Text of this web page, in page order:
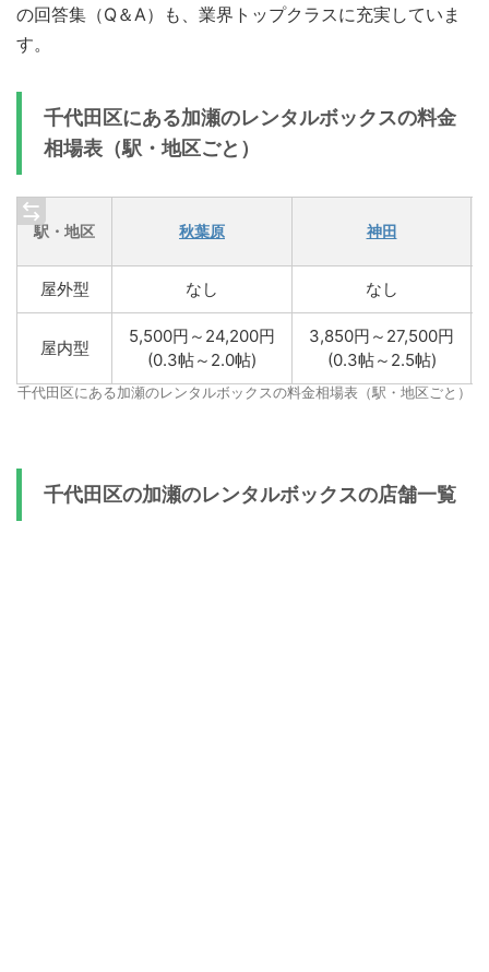
の回答集（Q＆A）も、業界トップクラスに充実していま
す。
千代田区にある加瀬のレンタルボックスの料金
相場表（駅・地区ごと）
駅・地区 秋葉原 神田
屋外型 なし なし
屋内型
5,500円～24,200円
(0.3帖～2.0帖)
3,850円～27,500円
(0.3帖～2.5帖)
千代田区にある加瀬のレンタルボックスの料金相場表（駅・地区ごと）
千代田区の加瀬のレンタルボックスの店舗一覧